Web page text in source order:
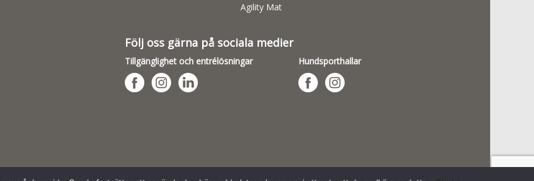
Agility Mat
Följ oss gärna på sociala medier
Tillgänglighet och entrélösningar Hundsporthallar